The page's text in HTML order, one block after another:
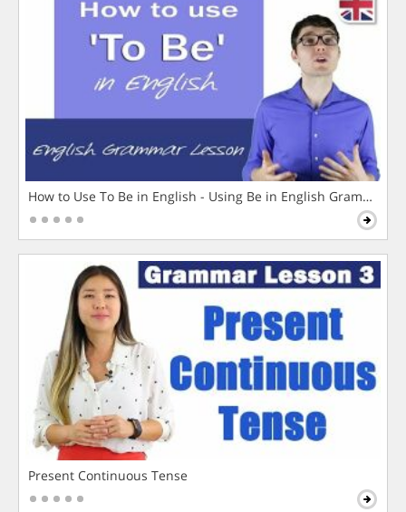
How to Use To Be in English - Using Be in English Grammar
Present Continuous Tense